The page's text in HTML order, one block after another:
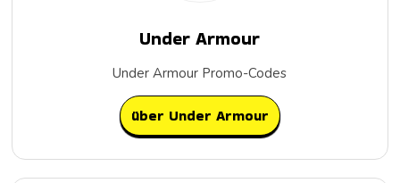
Under Armour
Under Armour Promo-Codes
über Under Armour